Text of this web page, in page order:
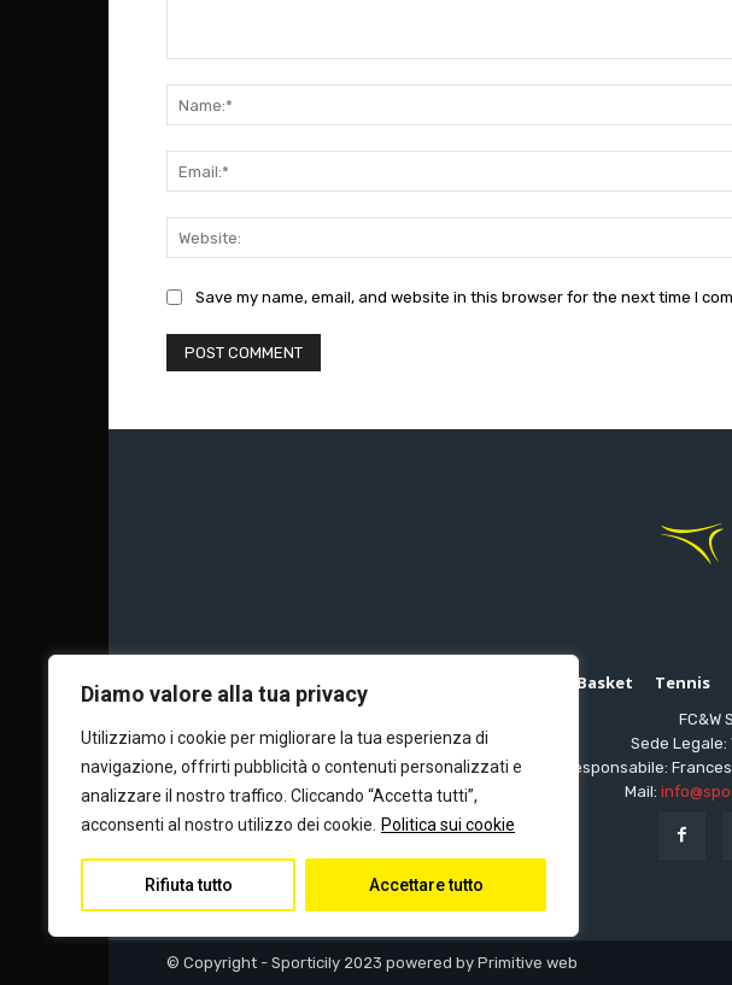
Diamo valore alla tua privacy
Utilizziamo i cookie per migliorare la tua esperienza di
navigazione, offrirti pubblicità o contenuti personalizzati e
analizzare il nostro traffico. Cliccando “Accetta tutti”,
acconsenti al nostro utilizzo dei cookie.
Politica sui cookie
Rifiuta tutto Accettare tutto
Save my name, email, and website in this browser for the next time I
Basket Tennis
FC&W
Sede Legale:
Editore e direttore responsabile:
Mail:
© Copyright - Sporticily 2023 powered by Primitive web